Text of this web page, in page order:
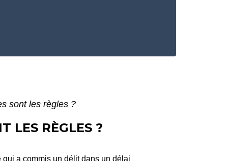
sont les règles ?
LES RÈGLES ?
qui a commis un délitdans un délai